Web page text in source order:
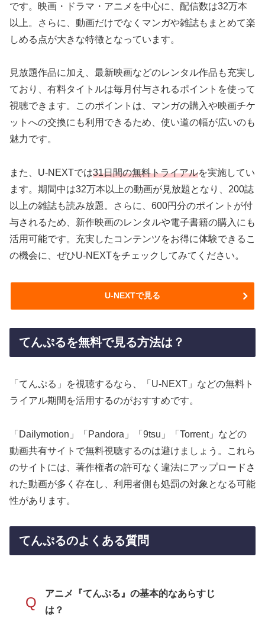
です。映画・ドラマ・アニメを中心に、配信数は32万本
以上。さらに、動画だけでなくマンガや雑誌もまとめて楽
しめる点が大きな特徴となっています。
見放題作品に加え、最新映画などのレンタル作品も充実し
ており、有料タイトルは毎月付与されるポイントを使って
視聴できます。このポイントは、マンガの購入や映画チケ
ットへの交換にも利用できるため、使い道の幅が広いのも
魅力です。
また、U-NEXTでは31日間の無料トライアルを実施してい
ます。期間中は32万本以上の動画が見放題となり、200誌
以上の雑誌も読み放題。さらに、600円分のポイントが付
与されるため、新作映画のレンタルや電子書籍の購入にも
活用可能です。充実したコンテンツをお得に体験できるこ
の機会に、ぜひU-NEXTをチェックしてみてください。
U-NEXTで見る
てんぷるを無料で見る方法は？
「てんぷる」を視聴するなら、「U-NEXT」などの無料ト
ライアル期間を活用するのがおすすめです。
「Dailymotion」「Pandora」「9tsu」「Torrent」などの
動画共有サイトで無料視聴するのは避けましょう。これら
のサイトには、著作権者の許可なく違法にアップロードさ
れた動画が多く存在し、利用者側も処罰の対象となる可能
性があります。
てんぷるのよくある質問
Q
アニメ『てんぷる』の基本的なあらすじ
は？